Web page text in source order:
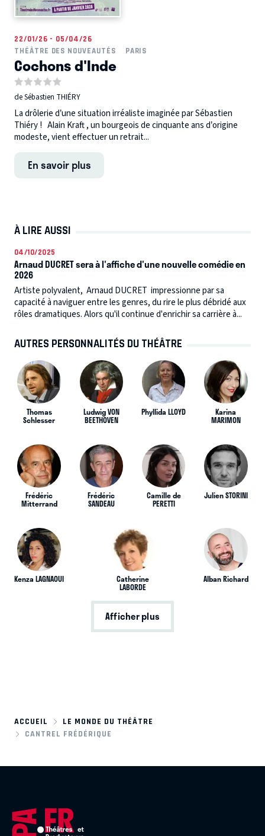
22/01/26 - 05/04/26
THÉÂTRE DES NOUVEAUTÉS
PARIS
Cochons d'Inde
de Sébastien THIÉRY
La drôlerie d’une situation irréaliste imaginée par Sébastien
Thiéry ! Alain Kraft , un bourgeois de cinquante ans d’origine
modeste, vient effectuer un retrait...
En savoir plus
À LIRE AUSSI
04/10/2025
Arnaud DUCRET sera à l'affiche d'une nouvelle comédie en
2026
Artiste polyvalent, Arnaud DUCRET impressionne par sa
capacité à naviguer entre les genres, du rire le plus débridé aux
rôles dramatiques. Alors qu'il continue d'enrichir sa carrière à...
AUTRES PERSONNALITÉS DU THÉÂTRE
Thomas
Schlesser
Ludwig VON
BEETHOVEN
Phyllida LLOYD Karina
MARIMON
Frédéric
Mitterrand
Frédéric
SANDEAU
Camille de
PERETTI
Julien STORINI
Kenza LAGNAOUI Catherine
LABORDE
Alban Richard
Afficher plus
ACCUEIL
LE MONDE DU THÉÂTRE
CANTREL FRÉDÉRIQUE